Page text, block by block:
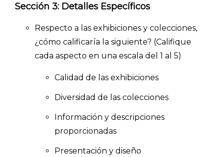
Sección 3: Detalles Específicos
Respecto a las exhibiciones y colecciones,
¿cómo calificaría la siguiente? (Califique
cada aspecto en una escala del 1 al 5)
Calidad de las exhibiciones
Diversidad de las colecciones
Información y descripciones
proporcionadas
Presentación y diseño